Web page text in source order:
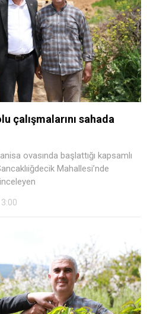
çalışmalarını sahada
ovasında başlattığı kapsamlı
Mahallesi’nde